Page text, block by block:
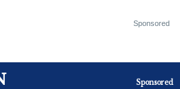
Sponsored
Sponsored